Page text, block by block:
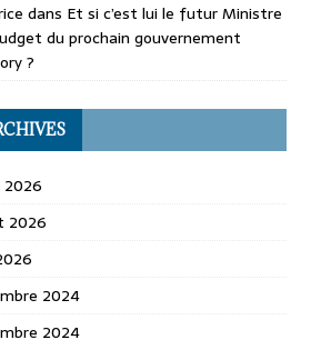
dans Et si c’est lui le futur Ministre
du prochain gouvernement
?
2026
2024
2024